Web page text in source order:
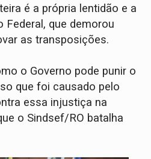
é a própria lentidão e a
Federal, que demorou
as transposições.
o Governo pode punir o
que foi causado pelo
essa injustiça na
o Sindsef/RO batalha